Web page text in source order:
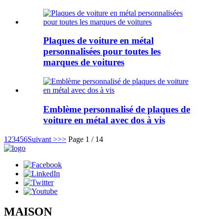
Plaques de voiture en métal
personnalisées pour toutes les
marques de voitures
Emblème personnalisé de plaques de
voiture en métal avec dos à vis
1 23456Suivant >>> Page 1 / 14
MAISON